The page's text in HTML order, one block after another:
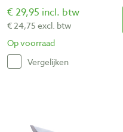
€ 29,95 incl. btw
€ 24,75 excl. btw
Op voorraad
Vergelijken